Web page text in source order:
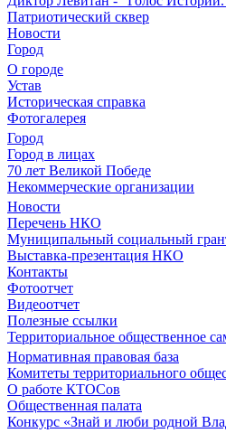
Патриотический сквер
Новости
Город
О городе
Устав
Историческая справка
Фотогалерея
Город
Город в лицах
70 лет Великой Победе
Некоммерческие организации
Новости
Перечень НКО
Муниципальный социальный
Выставка-презентация НКО
Контакты
Фотоотчет
Видеоотчет
Полезные ссылки
Территориальное общественное
Нормативная правовая база
Комитеты территориального
О работе КТОСов
Общественная палата
Конкурс «Знай и люби родной